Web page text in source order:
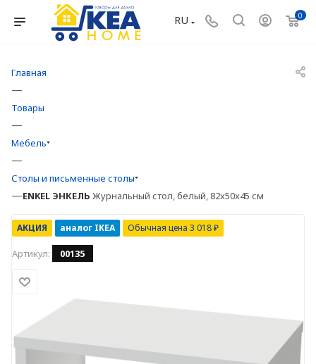
0
RU
Главная
—
Товары
—
Мебель
—
Столы и письменные столы
—ENKEL ЭНКЕЛЬ Журнальный стол, белый, 82x50x45 см
АКЦИЯ аналог IKEA Обычная цена 3 018 ₽
Артикул: 00135